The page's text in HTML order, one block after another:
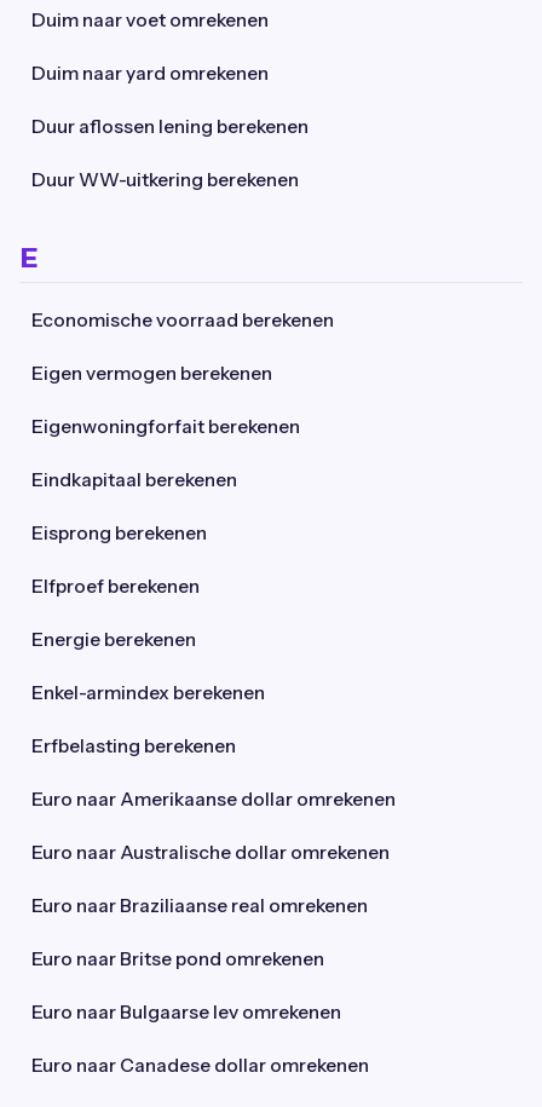
Duim naar voet omrekenen
Duim naar yard omrekenen
Duur aflossen lening berekenen
Duur WW-uitkering berekenen
E
Economische voorraad berekenen
Eigen vermogen berekenen
Eigenwoningforfait berekenen
Eindkapitaal berekenen
Eisprong berekenen
Elfproef berekenen
Energie berekenen
Enkel-armindex berekenen
Erfbelasting berekenen
Euro naar Amerikaanse dollar omrekenen
Euro naar Australische dollar omrekenen
Euro naar Braziliaanse real omrekenen
Euro naar Britse pond omrekenen
Euro naar Bulgaarse lev omrekenen
Euro naar Canadese dollar omrekenen